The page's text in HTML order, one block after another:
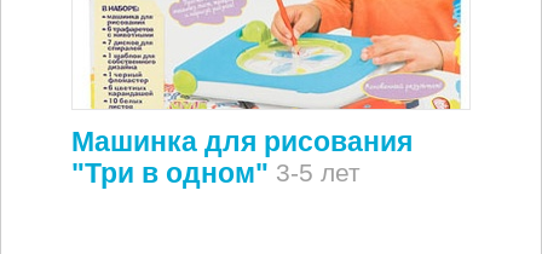
Машинка для рисования
"Три в одном" 3-5 лет